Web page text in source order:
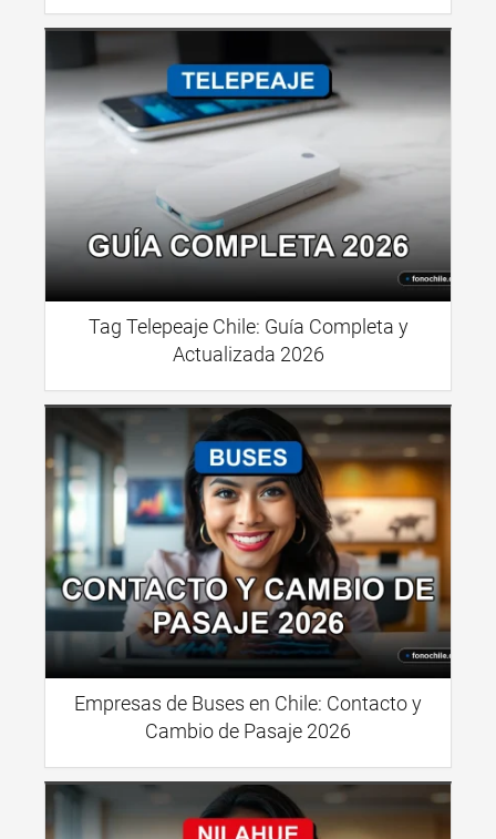
Tag Telepeaje Chile: Guía Completa y
Actualizada 2026
Empresas de Buses en Chile: Contacto y
Cambio de Pasaje 2026